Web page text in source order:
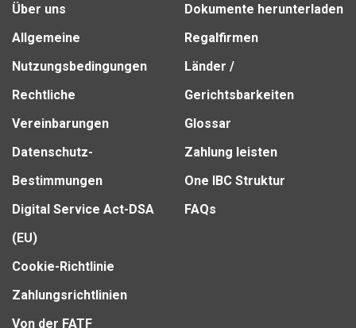
Über uns
Allgemeine
Nutzungsbedingungen
Rechtliche
Vereinbarungen
Datenschutz-
Bestimmungen
Digital Service Act-DSA
(EU)
Cookie-Richtlinie
Zahlungsrichtlinien
Von der FATF
Dokumente herunterladen
Regalfirmen
Länder /
Gerichtsbarkeiten
Glossar
Zahlung leisten
One IBC Struktur
FAQs